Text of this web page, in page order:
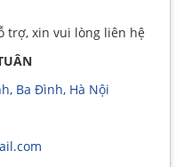
trợ, xin vui lòng liên hệ
Ba Đình, Hà Nội